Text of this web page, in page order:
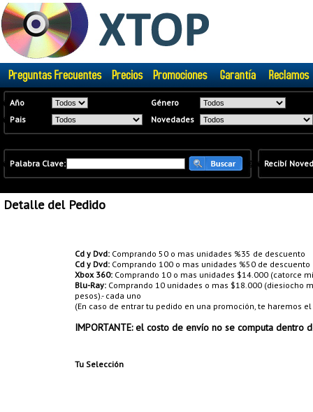
� Año
Género
� Pais Novedades
� Palabra Clave: � � Recibí
Detalle del Pedido
Cd y Dvd: Comprando 50 o mas unidades %35 de descuento
Cd y Dvd: Comprando 100 o mas unidades %50 de descuento
Xbox 360: Comprando 10 o mas unidades $14.000 (catorce
Blu-Ray: Comprando 10 unidades o mas $18.000 (diesiocho
pesos).- cada uno
(En caso de entrar tu pedido en una promoción, te haremos
IMPORTANTE: el costo de envío no se computa
Tu Selección